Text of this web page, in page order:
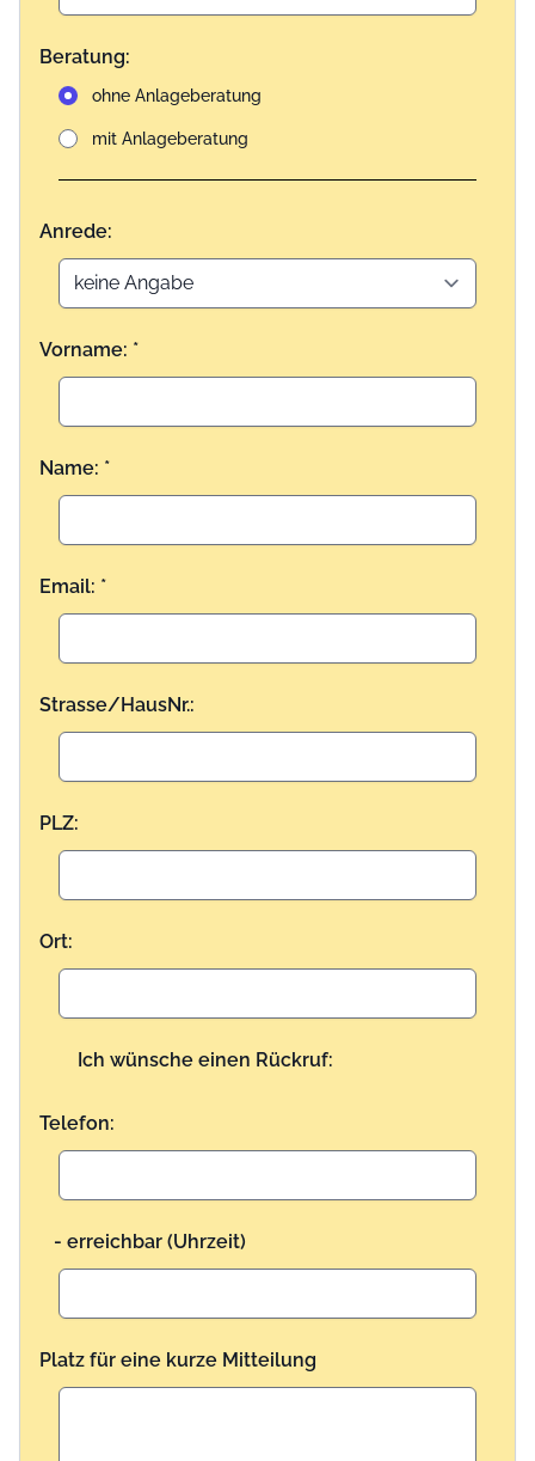
Beratung:
ohne Anlageberatung
mit Anlageberatung
Anrede:
Vorname: *
Name: *
Email: *
Strasse/HausNr.:
PLZ:
Ort:
Ich wünsche einen Rückruf:
Telefon:
- erreichbar (Uhrzeit)
Platz für eine kurze Mitteilung